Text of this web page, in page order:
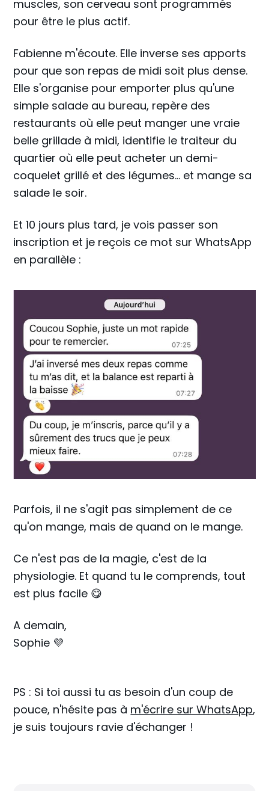
muscles, son cerveau sont programmés
pour être le plus actif.
Fabienne m'écoute. Elle inverse ses apports
pour que son repas de midi soit plus dense.
Elle s'organise pour emporter plus qu'une
simple salade au bureau, repère des
restaurants où elle peut manger une vraie
belle grillade à midi, identifie le traiteur du
quartier où elle peut acheter un demi-
coquelet grillé et des légumes... et mange sa
salade le soir.
Et 10 jours plus tard, je vois passer son
inscription et je reçois ce mot sur WhatsApp
en parallèle :
Parfois, il ne s'agit pas simplement de ce
qu'on mange, mais de quand on le mange.
Ce n'est pas de la magie, c'est de la
physiologie. Et quand tu le comprends, tout
est plus facile 😋
A demain,
Sophie 💜
PS : Si toi aussi tu as besoin d'un coup de
pouce, n'hésite pas à m'écrire sur WhatsApp,
je suis toujours ravie d'échanger !